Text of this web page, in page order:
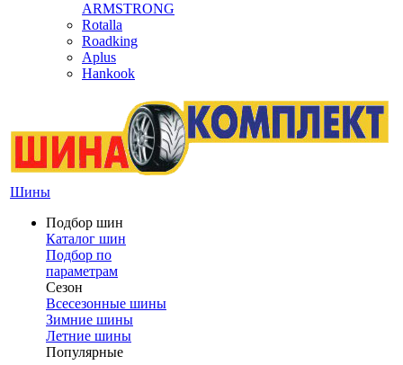
ARMSTRONG
Rotalla
Roadking
Aplus
Hankook
Шины
Подбор шин
Каталог шин
Подбор по
параметрам
Сезон
Всесезонные шины
Зимние шины
Летние шины
Популярные